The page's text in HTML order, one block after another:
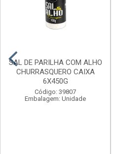
SAL DE PARILHA COM ALHO
CHURRASQUERO CAIXA
6X450G
Código: 39807
Embalagem: Unidade